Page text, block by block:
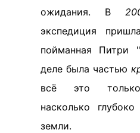
ожидания. В
экспедиция
пойманная Питри
деле была частью
всё это только
насколько
земли.